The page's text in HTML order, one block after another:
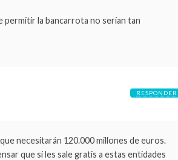
permitir la bancarrota no serían tan
necesitarán 120.000 millones de euros.
que si les sale gratis a estas entidades
RESPONDER